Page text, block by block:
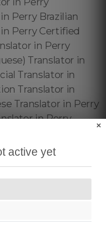
active yet
×